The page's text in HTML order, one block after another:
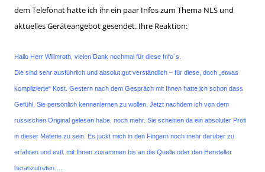
dem Telefonat hatte ich ihr ein paar Infos zum Thema NLS und
aktuelles Geräteangebot gesendet. Ihre Reaktion:
Hallo Herr Willmroth, vielen Dank nochmal für diese Info`s.
Die sind sehr ausführlich und absolut gut verständlich – für diese, doch „etwas
komplizierte“ Kost. Gestern nach dem Gespräch mit Ihnen hatte ich schon dass
Gefühl, Sie persönlich kennenlernen zu wollen. Jetzt nachdem ich von dem
russischen Original gelesen habe, noch mehr. Sie scheinen da ein absoluter Profi
in dieser Materie zu sein. Es juckt mich in den Fingern noch mehr darüber zu
erfahren und evtl. mit Ihnen zusammen bis an die Quelle oder den Hersteller
heranzutreten….